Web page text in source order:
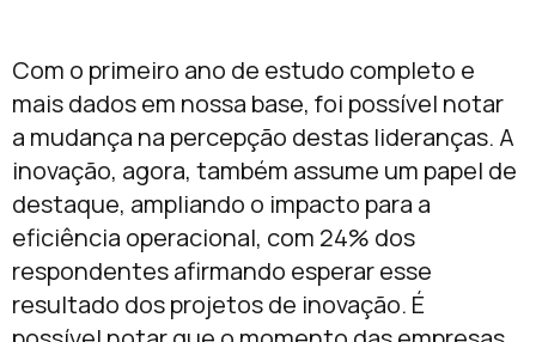
Com o primeiro ano de estudo completo e
mais dados em nossa base, foi possível notar
a mudança na percepção destas lideranças. A
inovação, agora, também assume um papel de
destaque, ampliando o impacto para a
eficiência operacional, com 24% dos
respondentes afirmando esperar esse
resultado dos projetos de inovação. É